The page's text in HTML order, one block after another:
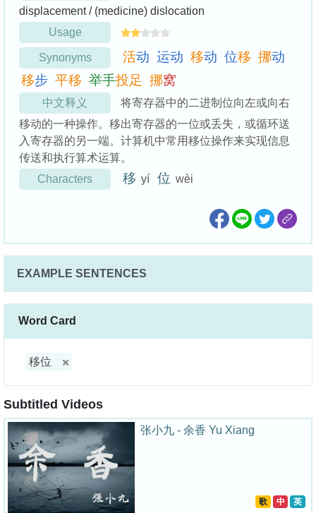
displacement / (medicine) dislocation
Usage
Synonyms 活动 运动 移动 位移 挪动
移步 平移 举手投足 挪窝
中文释义
将寄存器中的二进制位向左或向右
移动的一种操作。移出寄存器的一位或丢失，或循环送
入寄存器的另一端。计算机中常用移位操作来实现信息
传送和执行算术运算。
Characters
移 yí 位 wèi
EXAMPLE SENTENCES
Word Card
移位
Subtitled Videos
张小九 - 余香 Yu Xiang
歌 中 英